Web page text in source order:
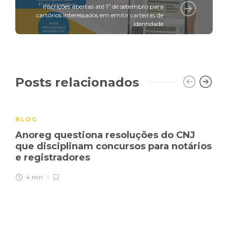
Inscrições abertas até 1º de setembro para
cartórios interessados em emitir carteiras de
identidade
Posts relacionados
BLOG
Anoreg questiona resoluções do CNJ
que disciplinam concursos para notários
e registradores
4 min